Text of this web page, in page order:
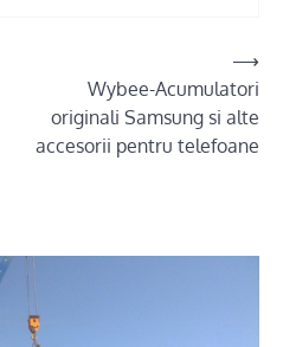
Wybee-Acumulatori
originali Samsung si alte
accesorii pentru telefoane
⟶